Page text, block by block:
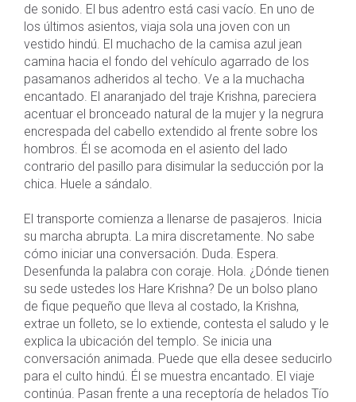
de sonido. El bus adentro está casi vacío. En uno de
los últimos asientos, viaja sola una joven con un
vestido hindú. El muchacho de la camisa azul jean
camina hacia el fondo del vehículo agarrado de los
pasamanos adheridos al techo. Ve a la muchacha
encantado. El anaranjado del traje Krishna, pareciera
acentuar el bronceado natural de la mujer y la negrura
encrespada del cabello extendido al frente sobre los
hombros. Él se acomoda en el asiento del lado
contrario del pasillo para disimular la seducción por la
chica. Huele a sándalo.
El transporte comienza a llenarse de pasajeros. Inicia
su marcha abrupta. La mira discretamente. No sabe
cómo iniciar una conversación. Duda. Espera.
Desenfunda la palabra con coraje. Hola. ¿Dónde tienen
su sede ustedes los Hare Krishna? De un bolso plano
de fique pequeño que lleva al costado, la Krishna,
extrae un folleto, se lo extiende, contesta el saludo y le
explica la ubicación del templo. Se inicia una
conversación animada. Puede que ella desee seducirlo
para el culto hindú. Él se muestra encantado. El viaje
continúa. Pasan frente a una receptoría de helados Tío